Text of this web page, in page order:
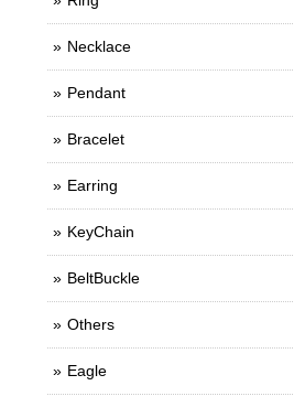
Necklace
Pendant
Bracelet
Earring
KeyChain
BeltBuckle
Others
Eagle